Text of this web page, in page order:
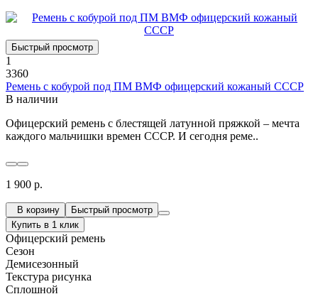
Быстрый просмотр
1
3360
Ремень с кобурой под ПМ ВМФ офицерский кожаный СССР
В наличии
Офицерский ремень с блестящей латунной пряжкой – мечта
каждого мальчишки времен СССР. И сегодня реме..
1 900 р.
В корзину
Быстрый просмотр
Купить в 1 клик
Офицерский ремень
Сезон
Демисезонный
Текстура рисунка
Сплошной